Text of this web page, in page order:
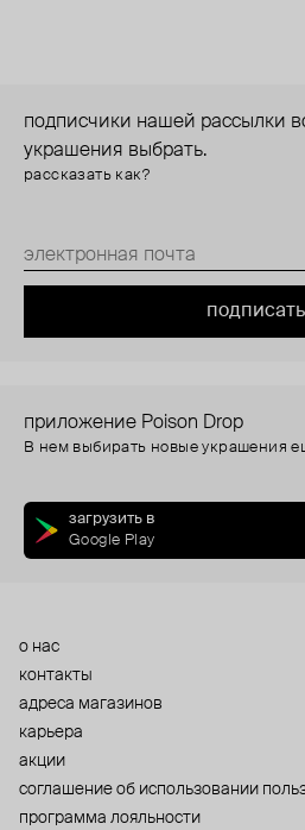
подписчики нашей рассылки
украшения выбрать.
рассказать как?
приложение Poison Drop
В нем выбирать новые украшения
загрузить в
Google Play
о нас
контакты
адреса магазинов
карьера
акции
cоглашение об использовании
программа лояльности